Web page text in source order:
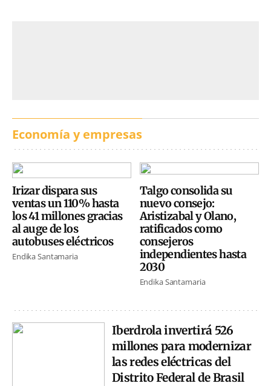
Economía y empresas
Irizar dispara sus
ventas un 110% hasta
los 41 millones gracias
al auge de los
autobuses eléctricos
Endika Santamaria
Talgo consolida su
nuevo consejo:
Aristizabal y Olano,
ratificados como
consejeros
independientes hasta
2030
Endika Santamaria
Iberdrola invertirá 526
millones para modernizar
las redes eléctricas del
Distrito Federal de Brasil